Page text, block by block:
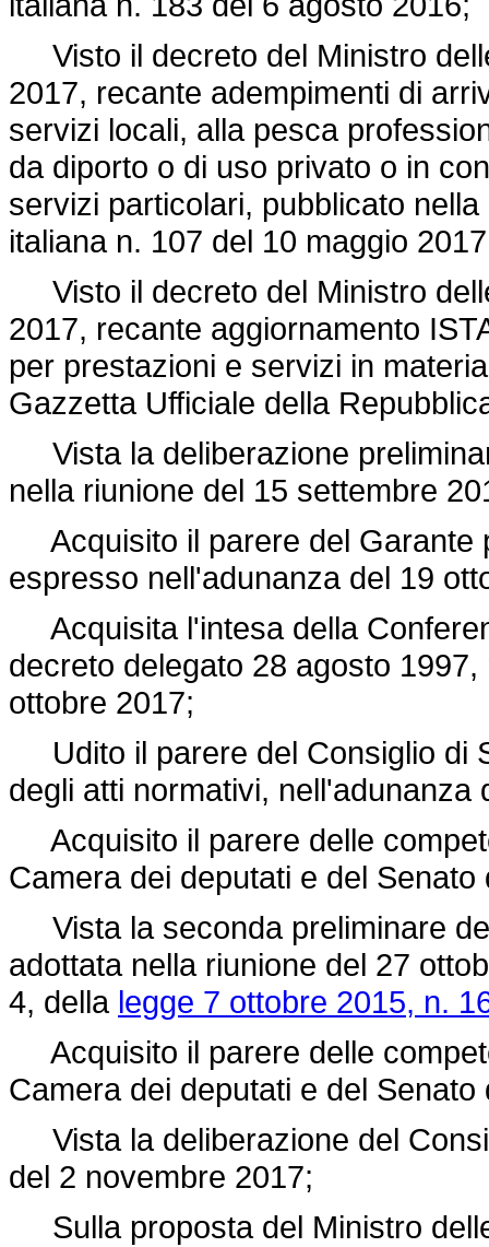
Visto il decreto del Ministro
2017, recante adempimenti di
servizi locali, alla pesca
da diporto o di uso privato o in
servizi particolari, pubblicato
italiana n. 107 del 10 maggio
Visto il decreto del Ministro
2017, recante aggiornamento
per prestazioni e servizi in
Gazzetta Ufficiale della
Vista la deliberazione
nella riunione del 15 settembre
Acquisito il parere del Garante
espresso nell'adunanza del 19
Acquisita l'intesa della
decreto delegato 28 agosto
ottobre 2017;
Udito il parere del Consiglio di
degli atti normativi, nell'adunanza
Acquisito il parere delle
Camera dei deputati e del Senato
Vista la seconda preliminare
adottata nella riunione del 27
4, della legge 7 ottobre 2015, n.
Acquisito il parere delle
Camera dei deputati e del Senato
Vista la deliberazione del
del 2 novembre 2017;
Sulla proposta del Ministro